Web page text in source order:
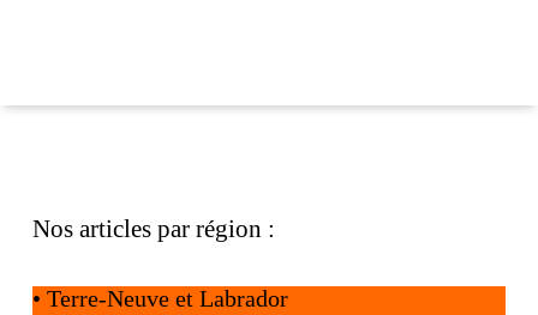
Nos articles par région :
• Terre-Neuve et Labrador